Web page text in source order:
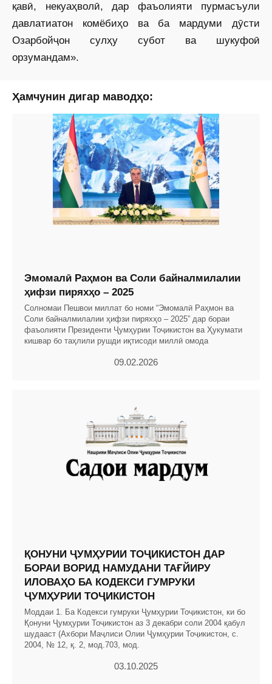
қавӣ, некуаҳволӣ, дар фаъолияти пурмасъули
давлатиатон комёбиҳо ва ба мардуми дӯсти
Озарбойҷон сулҳу субот ва шукуфоӣ
орзумандам».
Ҳамчунин дигар маводҳо:
Эмомалӣ Раҳмон ва Соли байналмилалии
ҳифзи пиряхҳо – 2025
Солномаи Пешвои миллат бо номи “Эмомалӣ Раҳмон ва
Соли байналмилалии ҳифзи пиряхҳо – 2025” дар бораи
фаъолияти Президенти Ҷумҳурии Тоҷикистон ва Ҳукумати
кишвар бо таҳлили рушди иқтисоди миллӣ омода
09.02.2026
ҚОНУНИ ҶУМҲУРИИ ТОҶИКИСТОН ДАР
БОРАИ ВОРИД НАМУДАНИ ТАҒЙИРУ
ИЛОВАҲО БА КОДЕКСИ ГУМРУКИ
ҶУМҲУРИИ ТОҶИКИСТОН
Моддаи 1. Ба Кодекси гумруки Ҷумҳурии Тоҷикистон, ки бо
Қонуни Ҷумҳурии Тоҷикистон аз 3 декабри соли 2004 қабул
шудааст (Ахбори Маҷлиси Олии Ҷумҳурии Тоҷикистон, с.
2004, № 12, қ. 2, мод.703, мод.
03.10.2025